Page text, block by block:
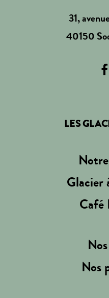
31,
40150
LES
Glacier
Café
Nos